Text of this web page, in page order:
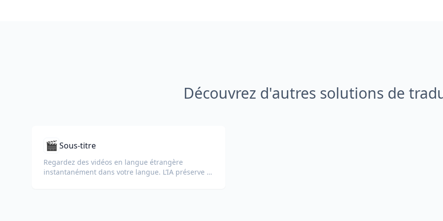
Découvrez d'autres solutions de
🎬 Sous-titre
Regardez des vidéos en langue étrangère
instantanément dans votre langue. L’IA préserve le